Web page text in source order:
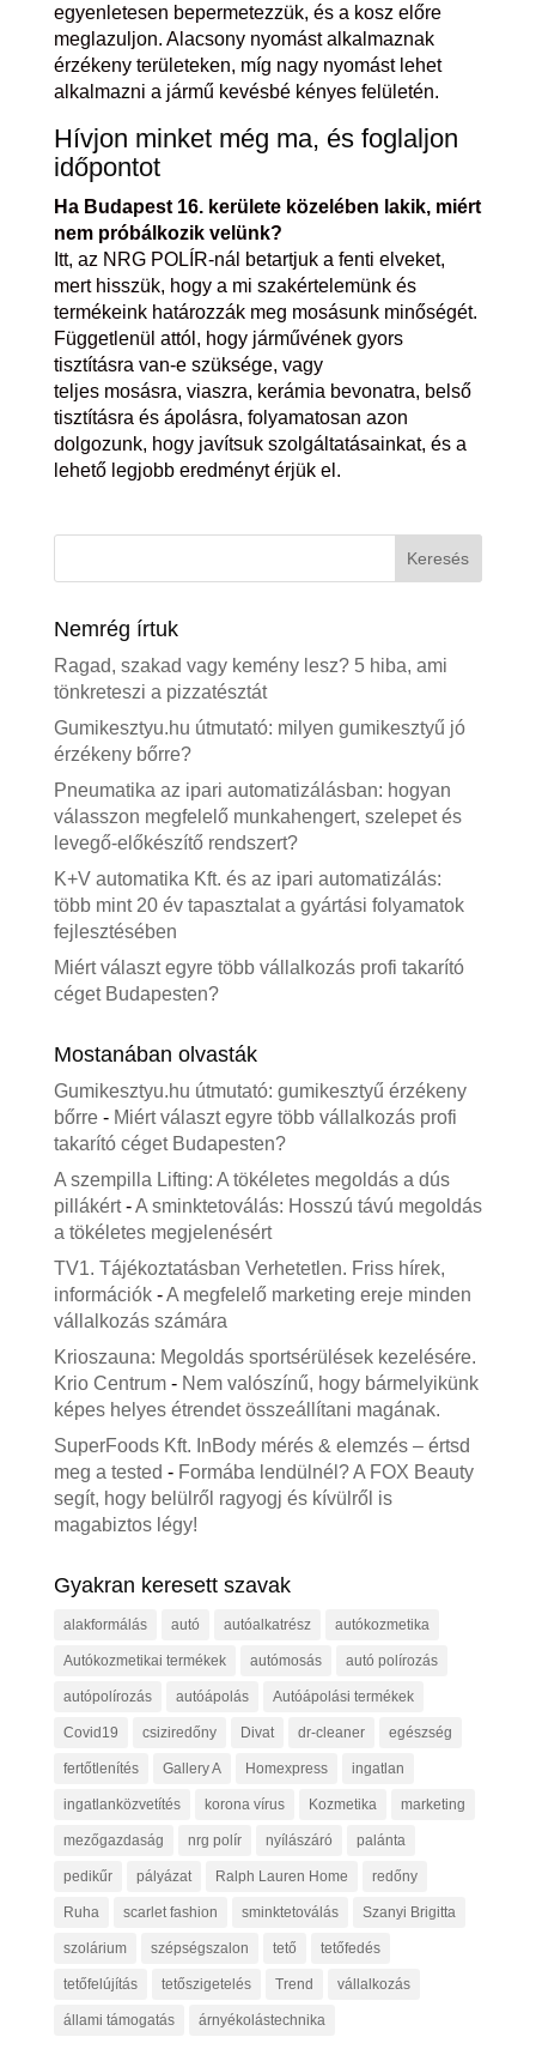
egyenletesen bepermetezzük, és a kosz előre
meglazuljon. Alacsony nyomást alkalmaznak
érzékeny területeken, míg nagy nyomást lehet
alkalmazni a jármű kevésbé kényes felületén.
Hívjon minket még ma, és foglaljon
időpontot
Ha Budapest 16. kerülete közelében lakik, miért
nem próbálkozik velünk?
Itt, az NRG POLÍR-nál betartjuk a fenti elveket,
mert hisszük, hogy a mi szakértelemünk és
termékeink határozzák meg mosásunk minőségét.
Függetlenül attól, hogy járművének gyors
tisztításra van-e szüksége, vagy
teljes mosásra, viaszra, kerámia bevonatra, belső
tisztításra és ápolásra, folyamatosan azon
dolgozunk, hogy javítsuk szolgáltatásainkat, és a
lehető legjobb eredményt érjük el.
Nemrég írtuk
Ragad, szakad vagy kemény lesz? 5 hiba, ami
tönkreteszi a pizzatésztát
Gumikesztyu.hu útmutató: milyen gumikesztyű jó
érzékeny bőrre?
Pneumatika az ipari automatizálásban: hogyan
válasszon megfelelő munkahengert, szelepet és
levegő-előkészítő rendszert?
K+V automatika Kft. és az ipari automatizálás:
több mint 20 év tapasztalat a gyártási folyamatok
fejlesztésében
Miért választ egyre több vállalkozás profi takarító
céget Budapesten?
Mostanában olvasták
Gumikesztyu.hu útmutató: gumikesztyű érzékeny
bőrre- Miért választ egyre több vállalkozás profi
takarító céget Budapesten?
A szempilla Lifting: A tökéletes megoldás a dús
pillákért-A sminktetoválás: Hosszú távú megoldás
a tökéletes megjelenésért
TV1. Tájékoztatásban Verhetetlen. Friss hírek,
információk-A megfelelő marketing ereje minden
vállalkozás számára
Krioszauna: Megoldás sportsérülések kezelésére.
Krio Centrum- Nem valószínű, hogy bármelyikünk
képes helyes étrendet összeállítani magának.
SuperFoods Kft. InBody mérés & elemzés – értsd
meg a tested - Formába lendülnél? A FOX Beauty
segít, hogy belülről ragyogj és kívülről is
magabiztos légy!
Gyakran keresett szavak
alakformálás autó autóalkatrész autókozmetika
Autókozmetikai termékek autómosás autó polírozás
autópolírozás autóápolás Autóápolási termékek
Covid19 csiziredőny Divat dr-cleaner egészség
fertőtlenítés Gallery A Homexpress ingatlan
ingatlanközvetítés korona vírus Kozmetika marketing
mezőgazdaság nrg polír nyílászáró palánta
pedikűr pályázat Ralph Lauren Home redőny
Ruha scarlet fashion sminktetoválás Szanyi Brigitta
szolárium szépségszalon tető tetőfedés
tetőfelújítás tetőszigetelés Trend vállalkozás
állami támogatás árnyékolástechnika